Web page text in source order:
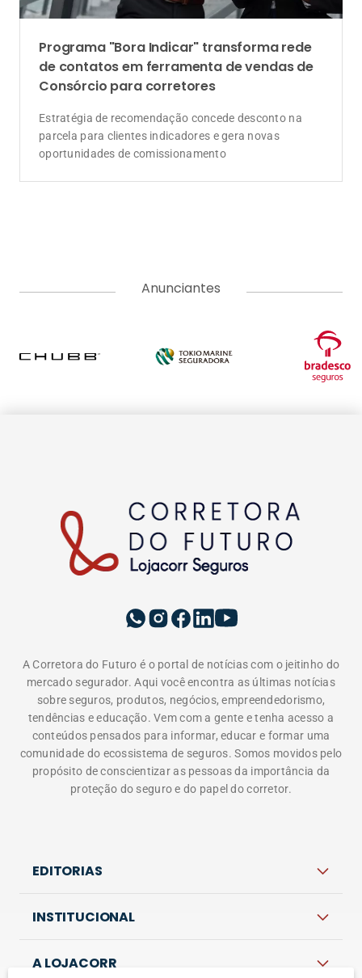
Programa "Bora Indicar" transforma rede
de contatos em ferramenta de vendas de
Consórcio para corretores
Estratégia de recomendação concede desconto na
parcela para clientes indicadores e gera novas
oportunidades de comissionamento
Anunciantes
A Corretora do Futuro é o portal de notícias com o jeitinho do
mercado segurador. Aqui você encontra as últimas notícias
sobre seguros, produtos, negócios, empreendedorismo,
tendências e educação. Vem com a gente e tenha acesso a
conteúdos pensados para informar, educar e formar uma
comunidade do ecossistema de seguros. Somos movidos pelo
propósito de conscientizar as pessoas da importância da
proteção do seguro e do papel do corretor.
EDITORIAS
INSTITUCIONAL
A LOJACORR